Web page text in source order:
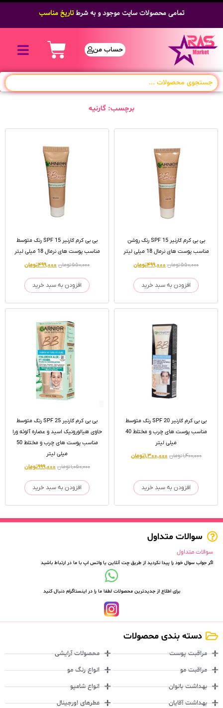
تمامی محصولات سایت موجود و به شرطتاریخ مناسب
حساب من
برچسب: گارنیه
بی بی کرم گارنیر SPF 15 رنگ روشن
مناسب پوست های نرمال 18 میلی لیتر
۵۵۰,۰۰۰تومان ۴۹۹,۰۰۰تومان
افزودن به سبد خرید
بی بی کرم گارنیر SPF 15 رنگ متوسط
مناسب پوست های نرمال 18 میلی لیتر
۵۵۰,۰۰۰تومان ۴۹۹,۰۰۰تومان
افزودن به سبد خرید
بی بی کرم گارنیر SPF 20 رنگ متوسط
مناسب پوست های چرب و مختلط 40
میلی لیتر
۱,۴۰۰,۰۰۰تومان ۱,۳۰۰,۰۰۰تومان
افزودن به سبد خرید
بی بی کرم گارنیر SPF 25 رنگ متوسط
حاوی هیالورونیک اسید و عصاره آلوئه ورا
مناسب پوست های چرب و مختلط 50
میلی لیتر
۱,۰۵۰,۰۰۰تومان ۹۹۹,۰۰۰تومان
افزودن به سبد خرید
سوالات متداول
سوالات متداول
اگر جواب سوال خود را پیدا نکردید از طریق چت آنلاین یا واتس اپ با ما در ارتباط باشید
برای اطلاع از جدیدترین محصولات لطفا ما را در اینستاگرام دنبال کنید
دسته بندی محصولات
مراقبت پوست
مراقبت مو
بهداشت بانوان
بهداشت آقایان
محصولات آرایشی
انواع رنگ مو
انواع شامپو
عطرهای اورجینال